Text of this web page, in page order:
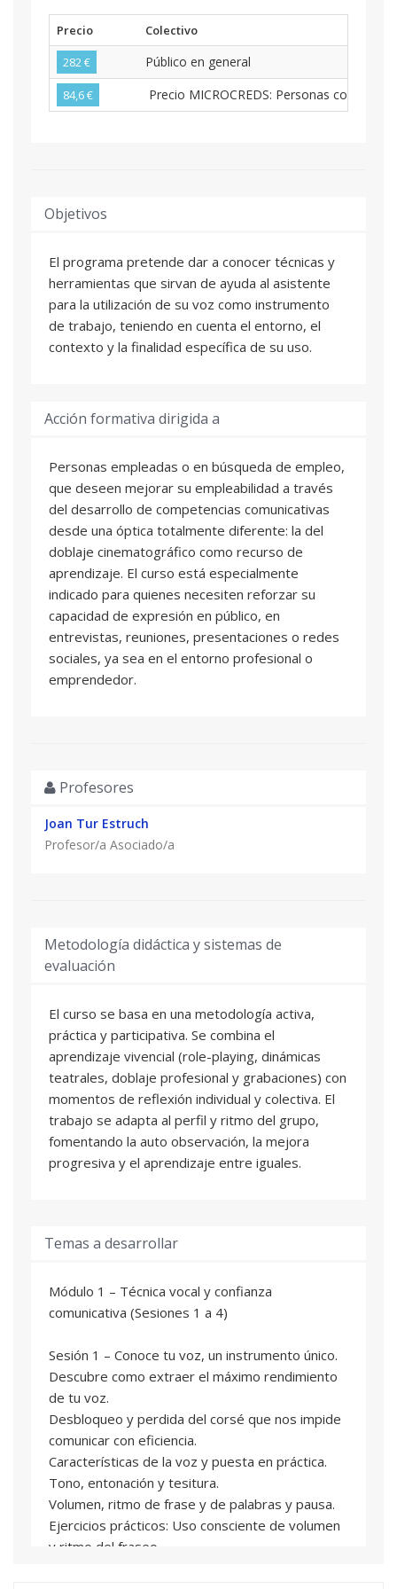
Precio
Colectivo
282 €
Público en general
84,6 € Precio MICROCREDS: Personas con
Objetivos
El programa pretende dar a conocer técnicas y
herramientas que sirvan de ayuda al asistente
para la utilización de su voz como instrumento
de trabajo, teniendo en cuenta el entorno, el
contexto y la finalidad específica de su uso.
Acción formativa dirigida a
Personas empleadas o en búsqueda de empleo,
que deseen mejorar su empleabilidad a través
del desarrollo de competencias comunicativas
desde una óptica totalmente diferente: la del
doblaje cinematográfico como recurso de
aprendizaje. El curso está especialmente
indicado para quienes necesiten reforzar su
capacidad de expresión en público, en
entrevistas, reuniones, presentaciones o redes
sociales, ya sea en el entorno profesional o
emprendedor.
Profesores
Joan Tur Estruch
Profesor/a Asociado/a
Metodología didáctica y sistemas de
evaluación
El curso se basa en una metodología activa,
práctica y participativa. Se combina el
aprendizaje vivencial (role-playing, dinámicas
teatrales, doblaje profesional y grabaciones) con
momentos de reflexión individual y colectiva. El
trabajo se adapta al perfil y ritmo del grupo,
fomentando la auto observación, la mejora
progresiva y el aprendizaje entre iguales.
Temas a desarrollar
Módulo 1 – Técnica vocal y confianza
comunicativa (Sesiones 1 a 4)
Sesión 1 – Conoce tu voz, un instrumento único.
Descubre como extraer el máximo rendimiento
de tu voz.
Desbloqueo y perdida del corsé que nos impide
comunicar con eficiencia.
Características de la voz y puesta en práctica.
Tono, entonación y tesitura.
Volumen, ritmo de frase y de palabras y pausa.
Ejercicios prácticos: Uso consciente de volumen
y ritmo del fraseo.